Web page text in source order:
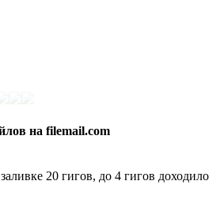
на filemail.com
20 гигов, до 4 гигов доходило